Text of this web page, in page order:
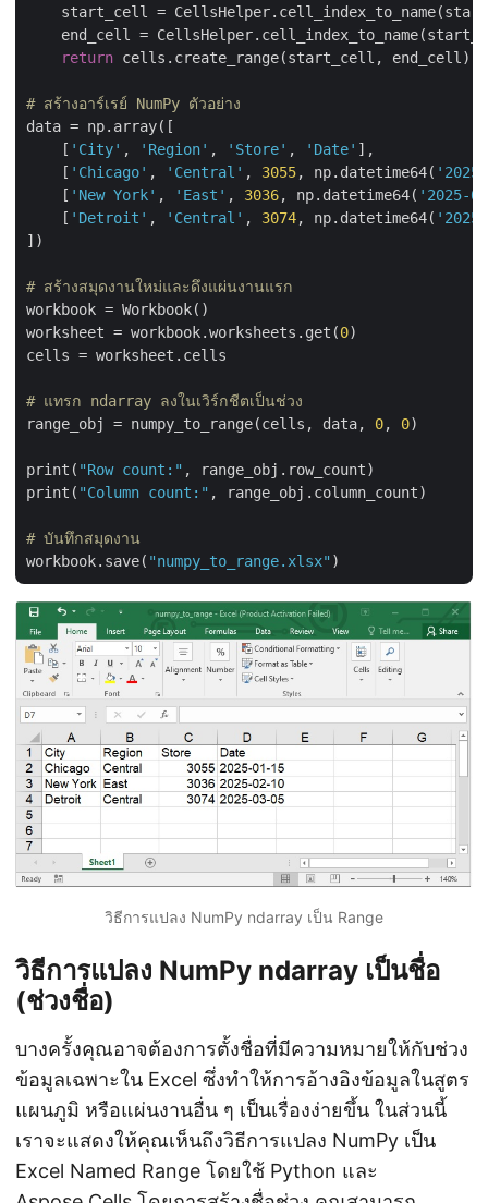
start_cell =
end_cell =
return cells.create_range(start_cell, end_cell)
# สร้างอาร์เรย์ NumPy ตัวอย่าง
data = np.array([
    [
'City' , 'Region' , 'Store' , 'Date' ],
    [
'Chicago' , 'Central' , 3055, np.datetime64(
    [
'New York' , 'East' , 3036, np.datetime64( '2025-
    [
'Detroit' , 'Central' , 3074, np.datetime64(
])
# สร้างสมุดงานใหม่และดึงแผ่นงานแรก
workbook = Workbook()
worksheet = workbook.worksheets.get(0)
cells = worksheet.cells
# แทรก ndarray ลงในเวิร์กชีตเป็นช่วง
range_obj = numpy_to_range(cells, data, 0, 0)
print( "Row count:" , range_obj.row_count)
print( "Column count:" , range_obj.column_count)
# บันทึกสมุดงาน
workbook.save( "numpy_to_range.xlsx"
วิธีการแปลง NumPy ndarray เป็น Range
วิธีการแปลง NumPy ndarray เป็นชื่อ
(ช่วงชื่อ)
บางครั้งคุณอาจต้องการตั้งชื่อที่มีความหมายให้กับช่วง
ข้อมูลเฉพาะใน Excel ซึ่งทำให้การอ้างอิงข้อมูลในสูตร
แผนภูมิ หรือแผ่นงานอื่น ๆ เป็นเรื่องง่ายขึ้น ในส่วนนี้
เราจะแสดงให้คุณเห็นถึงวิธีการแปลง NumPy เป็น
Excel Named Range โดยใช้ Python และ